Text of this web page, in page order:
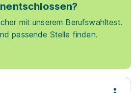
mit unserem Berufswahltest.
passende Stelle finden.